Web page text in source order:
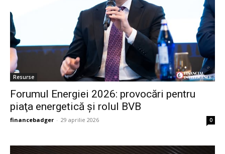
Resurse
Forumul Energiei 2026: provocări pentru
piaţa energetică şi rolul BVB
financebadger - 29 aprilie 2026 0